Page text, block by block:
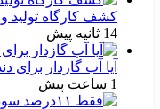
کشف کارگاه تولید
14 ثانیه پیش
آیا آب گازدار
1 ساعت پیش